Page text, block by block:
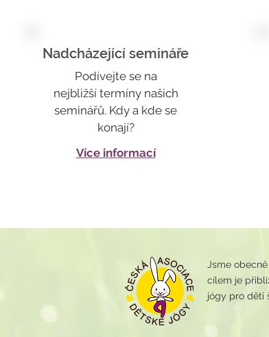
Nadcházející semináře
Podívejte se na
nejbližší termíny našich
seminářů. Kdy a kde se
konají?
Více informací
Jsme
cílem je
jógy pro děti